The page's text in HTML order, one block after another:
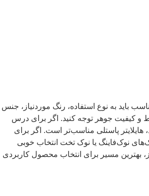
باید به نوع استفاده، رنگ موردنیاز، جنس
کیفیت جوهر توجه کنید. اگر برای درس
هایلایتر پاستلی مناسب‌تر است. اگر برای
نوک‌فاینگ یا نوک تخت انتخاب خوبی
بهترین مسیر برای انتخاب محصول کاربردی